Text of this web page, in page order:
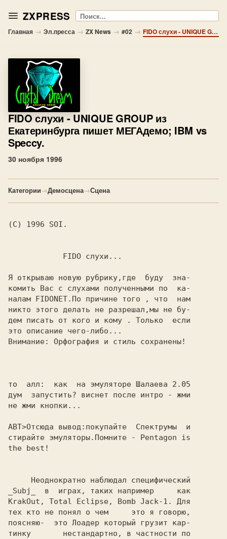
ZXPRESS Поиск
Главная → Эл.пресса → ZX News → #02 → FIDO слухи - UNIQUE GROUP из Екатеринбурга пишет МЕГАдемо; IBM vs Speccy.
FIDO слухи - UNIQUE GROUP из
Екатеринбурга пишет МЕГАдемо; IBM vs
Speccy.
30 ноября 1996
Категории→Демосцена→Сцена
(C) 1996 SOI.
Я открываю новую рубрику,где  буду  зна-
комить Вас с слухами полученными по  ка-
налам FIDONET.По причине того , что  нам
никто этого делать не разрешал,мы не бу-
дем писать от кого и кому . Только  если
Внимание: Орфография и стиль сохранены!
то  алл:  как  на эмулятоpе Шалаева 2.05
дум  запустить? виснет после интpо - жми
не жми кнопки...
АВТ>Отсюда вывод:покупайте  Спектрумы  и
стирайте эмуляторы.Помните - Pentagon is
_Subj_  в  игpах, таких напpимеp     как
KrakOut, Total Eclipse, Bomb Jack-1. Для
тех кто не понял о чем     это я говоpю,
поясняю-  это Лоадеp котоpый гpузит каp-
тинку       нестандаpтно, в частности по